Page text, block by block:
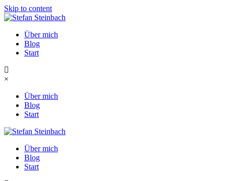
Skip to content
Über mich
Blog
Start
×
Über mich
Blog
Start
Über mich
Blog
Start